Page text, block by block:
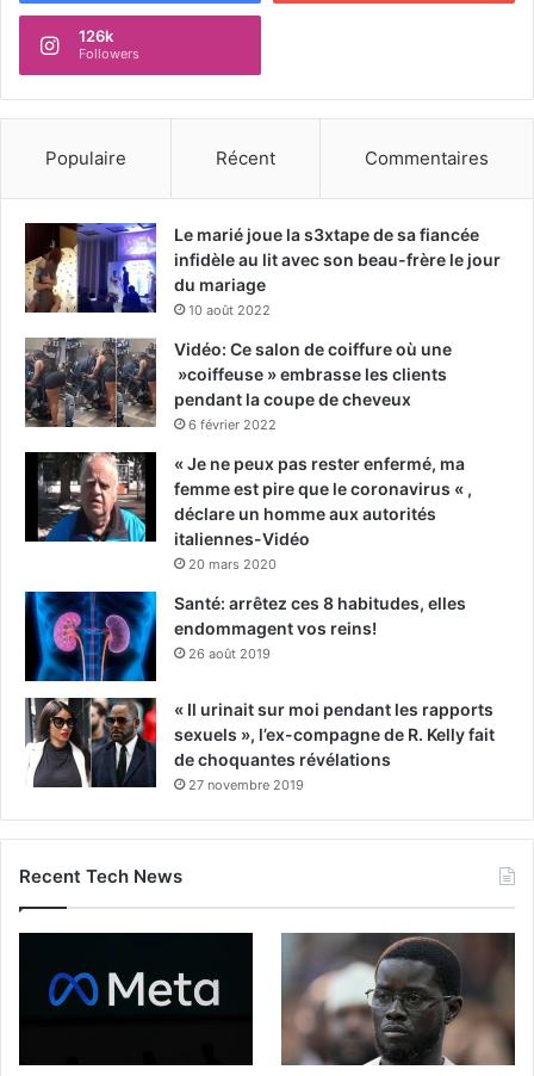
126k
Followers
Populaire Récent Commentaires
Le marié joue la s3xtape de sa fiancée
infidèle au lit avec son beau-frère le jour
du mariage
10 août 2022
Vidéo: Ce salon de coiffure où une
»coiffeuse » embrasse les clients
pendant la coupe de cheveux
6 février 2022
« Je ne peux pas rester enfermé, ma
femme est pire que le coronavirus « ,
déclare un homme aux autorités
italiennes-Vidéo
20 mars 2020
Santé: arrêtez ces 8 habitudes, elles
endommagent vos reins!
26 août 2019
« Il urinait sur moi pendant les rapports
sexuels », l’ex-compagne de R. Kelly fait
de choquantes révélations
27 novembre 2019
Recent Tech News